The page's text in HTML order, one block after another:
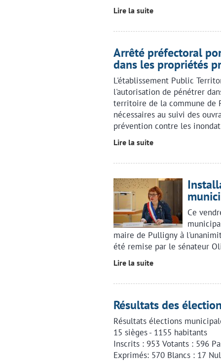
Lire la suite
Arrêté préfectoral
dans les propriétés
L'établissement Public
l'autorisation de pénétrer
territoire de la commune de
nécessaires au suivi des
prévention contre les
Lire la suite
Ce
maire de Pulligny à
été remise par le sénateur
Lire la suite
Résultats des
Résultats élections
15 sièges - 1155 habitants
Inscrits : 953 Votants : 596
Exprimés: 570 Blancs : 17